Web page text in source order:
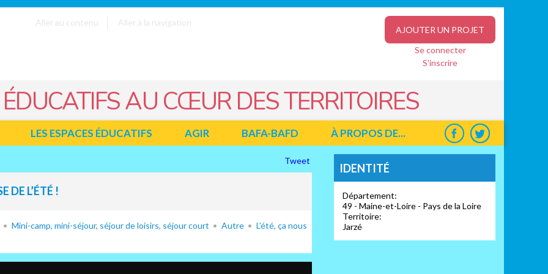
Aller au contenu
Aller à la navigation
AJOUTER UN PROJET
Se connecter
S'inscrire
AU CŒUR DES TERRITOIRES
LES ESPACES ÉDUCATIFS AGIR BAFA-BAFD À PROPOS DE...
Tweet
DE L’ÉTÉ !
Mini-camp, mini-séjour, séjour de loisirs, séjour court Autre
L'été, ça nous
IDENTITÉ
Département:
49 - Maine-et-Loire - Pays de la Loire
Territoire:
Jarzé